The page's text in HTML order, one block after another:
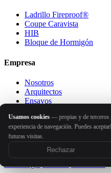
Usamos cookies— propias y de terceros
experiencia de navegación. Puedes
futuras visitas.
Rechazar
Ladrillo Fireproof®
Coupe Caravista
HIB
Bloque de Hormigón
Empresa
Nosotros
Arquitectos
Ensayos
Proyectos
Blog
Contacto
© 2026 Bloques Barruca S.L.